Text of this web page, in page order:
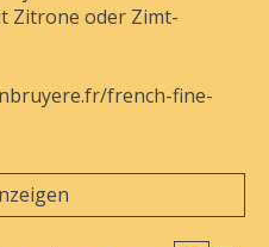
Zitrone oder Zimt-
french-fine-